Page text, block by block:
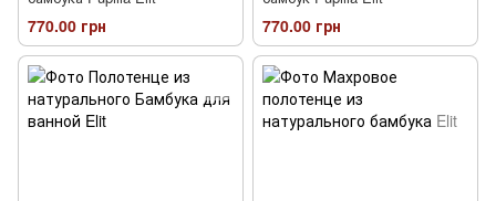
770.00 грн 770.00 грн